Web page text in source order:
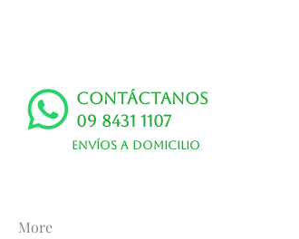
Contáctanos
09 8431 1107
Envíos a domicilio
More